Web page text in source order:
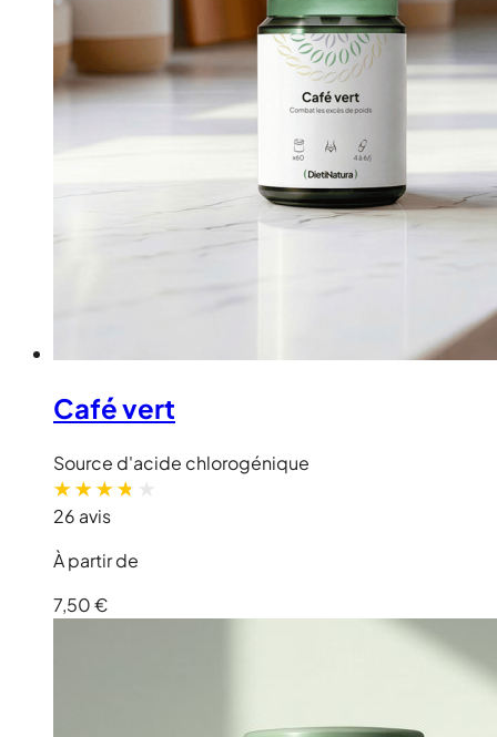
Café vert
Source d'acide chlorogénique
26 avis
À partir de
7,50 €